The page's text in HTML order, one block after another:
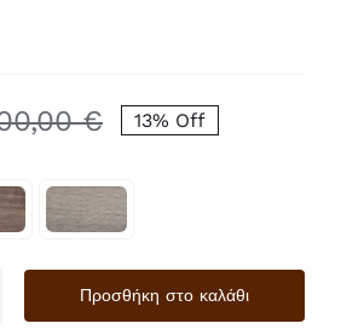
€Original
was:
400,00 €.
Η
τιμή
είναι:
350,00 €.
13% Off
Προσθήκη στο καλάθι